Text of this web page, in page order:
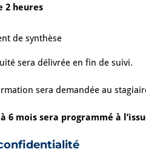
2 heures
de synthèse
sera délivrée en fin de suivi.
sera demandée au
6 mois sera programmé à